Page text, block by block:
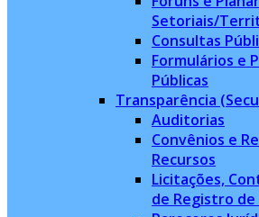
Setoriais/
Consultas
Formulários e
Públicas
Transparência
Auditorias
Convênios e
Recursos
Licitações,
de Registro de